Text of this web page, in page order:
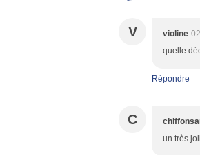
V violine
quelle
Répondre
C
un très